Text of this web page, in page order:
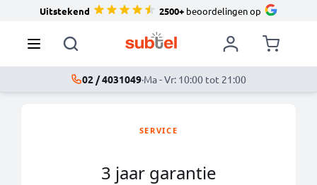
Uitstekend 2500+beoordelingen op
02 / 4031049·Ma - Vr: 10:00 tot 21:00
SERVICE
3 jaar garantie